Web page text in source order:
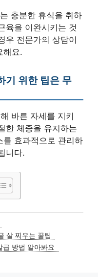
충분한 휴식을 취하
육을 이완시키는 것
우 전문가의 상담이
해요.
기 위한 팁은 무
바른 자세를 지키
한 체중을 유지하는
를 효과적으로 관리하
니다.
살 찌우는 꿀팁
방법 알아봐요